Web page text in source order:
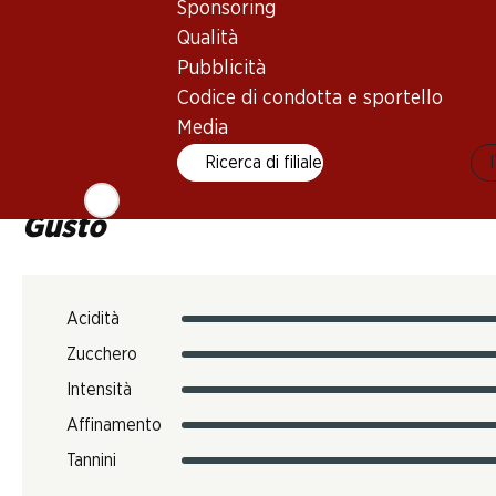
Sponsoring
Qualità
Pubblicità
Codice di condotta e sportello
Media
Ricerca di filiale
Impronta di CO2
Gusto
Acidità
Zucchero
Intensità
Affinamento
Tannini